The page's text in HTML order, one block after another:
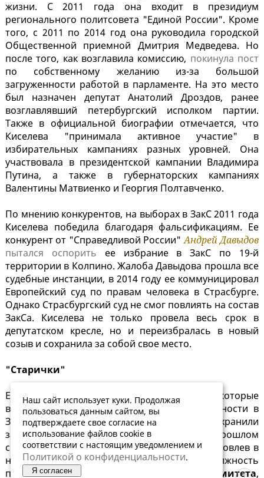
жизни. С 2011 года она входит в президиум
регионального политсовета "Единой России". Кроме
того, с 2011 по 2014 год она руководила городской
Общественной приемной Дмитрия Медведева. Но
после того, как возглавила комиссию, покинула пост
по собственному желанию из-за большой
загруженности работой в парламенте. На это место
был назначен депутат Анатолий Дроздов, ранее
возглавлявший петербургский исполком партии.
Также в официальной биографии отмечается, что
Киселева "принимала активное участие" в
избирательных кампаниях разных уровней. Она
участвовала в президентской кампании Владимира
Путина, а также в губернаторских кампаниях
Валентины Матвиенко и Георгия Полтавченко.
По мнению конкурентов, на выборах в ЗакС 2011 года
Киселева победила благодаря фальсификациям. Ее
конкурент от "Справедливой России"Андрей Давыдов
пытался оспорить ее избрание в ЗакС по 19-й
территории в Колпино. Жалоба Давыдова прошла все
судебные инстанции, в 2014 году ее коммуницировал
Европейский суд по правам человека в Страсбурге.
Однако Страсбургский суд не смог повлиять на состав
ЗакСа. Киселева не только провела весь срок в
депутатском кресле, но и переизбралась в новый
созыв и сохранила за собой свое место.
"Старички"
Единственные два депутата-оппозиционера, которые
в новом созыве заняли руководящие должности в
ЗакСе,Максим ЯковлевиМаксим Резник
, сохранили
за собой места, которые занимали в прошлом
созыве. Депутат от фракции ЛДПР Максим Яковлев в
новом созыве вновь занимает должность
председателябюджетно-финансового комитета,
Наш сайт использует куки. Продолжая
пользоваться данным сайтом, вы
подтверждаете свое согласие на
использование файлов cookie в
соответствии с настоящим уведомлением и
Политикой о конфиденциальности.
Я согласен